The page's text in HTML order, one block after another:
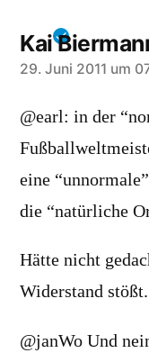
Kai
sagt:
29. Juni 2011 um
@earl: in der
eine
die “natürliche
Hätte nicht
Widerstand
@janWo Und